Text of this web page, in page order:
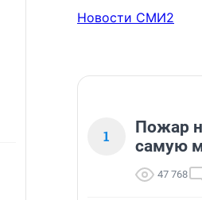
Новости СМИ2
1
Пожар
самую
47 768